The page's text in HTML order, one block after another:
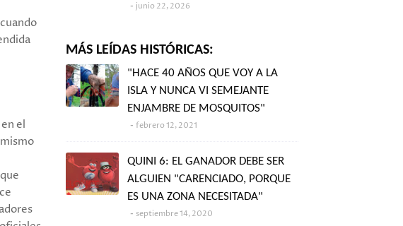
el
junio 22, 2026
MÁS LEÍDAS HISTÓRICAS:
"HACE 40 AÑOS QUE VOY A LA
ISLA Y NUNCA VI SEMEJANTE
ENJAMBRE DE MOSQUITOS"
febrero 12, 2021
QUINI 6: EL GANADOR DEBE SER
ALGUIEN "CARENCIADO, PORQUE
ES UNA ZONA NECESITADA"
septiembre 14, 2020